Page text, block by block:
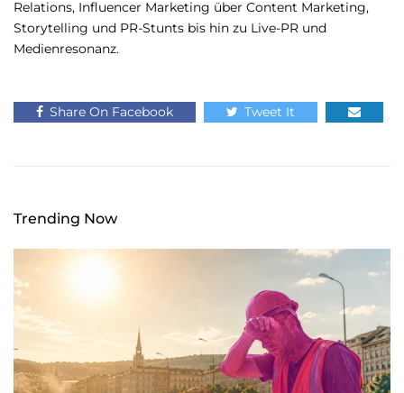
Relations, Influencer Marketing über Content Marketing,
Storytelling und PR-Stunts bis hin zu Live-PR und
Medienresonanz.
Share On Facebook Tweet It
Trending Now